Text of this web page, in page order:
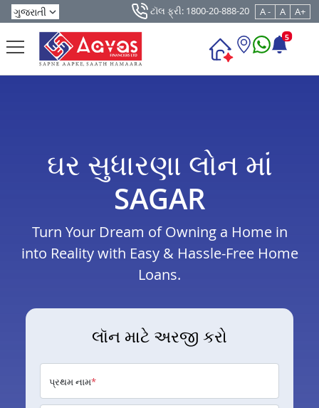
ટૉલ ફ્રી: 1800-20-888-20 A - A A+
5
ઘર સુધારણા લોન માં
SAGAR
Turn Your Dream of Owning a Home in
into Reality with Easy & Hassle-Free Home
Loans.
લૉન માટે અરજી કરો
પ્રથમ નામ*